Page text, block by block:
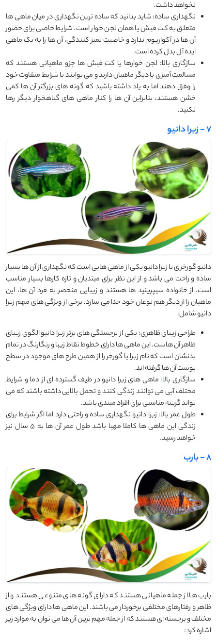
نخواهد داشت.
نگهداری ساده: شاید بدانید که ساده ترین نگهداری در میان ماهی ها
متعلق به کت فیش یا همان لجن خوار است. شرایط خاصی برای حضور
آن ها در آکواریوم ندارد و خاصیت تمیز کنندگی، آن ها را به یک ماهی
ایده آل بدل کرده است.
سازگاری بالا: لجن خوارها یا کت فیش ها جزو ماهیانی هستند که
مسالمت آمیزی با دیگر ماهیان دارند و می توانند با شرایط متفاوت خود
را وفق دهند اما به یاد داشته باشید که گونه های بزرگتر آن ها کمی
خشن هستند، بنابراین آن ها را کنار ماهی های گیاهخوار دیگر رها
نکنید.
7 - زبرا دانیو
دانیو گورخری یا زبرا دانیو یکی از ماهی هایی است که نگهداری از آن ها بسیار
ساده و راحت می باشد و از این نظر برای مبتدیان و تازه کارها بسیار مناسب
است. از خانواده سیپرینید ها هستند و زیبایی منحصر به فرد آن ها، این
ماهیان را از دیگر هم نوعان خود جدا می سازد. برخی از ویژگی های مهم زبرا
دانیو شامل:
طراحی زیبای ظاهری: یکی از برجستگی های برتر زبرا دانیو الگوی زییای
ظاهر آن هاست. این ماهی ها دارای خطوط نقاط زیبا و رنگارنگ در تمام
بدنشان است که نام زبرا یا گورخر را از همین طرح های موجود در سطح
پوست آن ها گرفته اند.
سازگاری بالا: ماهی های زبرا دانیو در طیف گسترده ای از دما و شرایط
مختلف آبی می توانند زندگی کنند و تحمل بالایی داشته باشند که می
تواند گزینه مناسبی برای افراد مبتدی باشد.
طول عمر بالا: زبرا دانیو نگهداری ساده و راحتی دارد اما اگر شرایط برای
زندگی این ماهی ها کاملا مهیا باشد طول عمر آن ها به 5 سال نیز
خواهد رسید.
8 - بارب
بارب ها از جمله ماهیانی هستند که دارای گونه های متنوعی هستند و از
ظاهر و رفتارهای مختلفی برخوردار می باشند. این ماهی ها دارای ویژگی های
مختلف و برجسته ای هستند که از جمله مهم ترین آن ها می توان به موارد زیر
اشاره کرد: